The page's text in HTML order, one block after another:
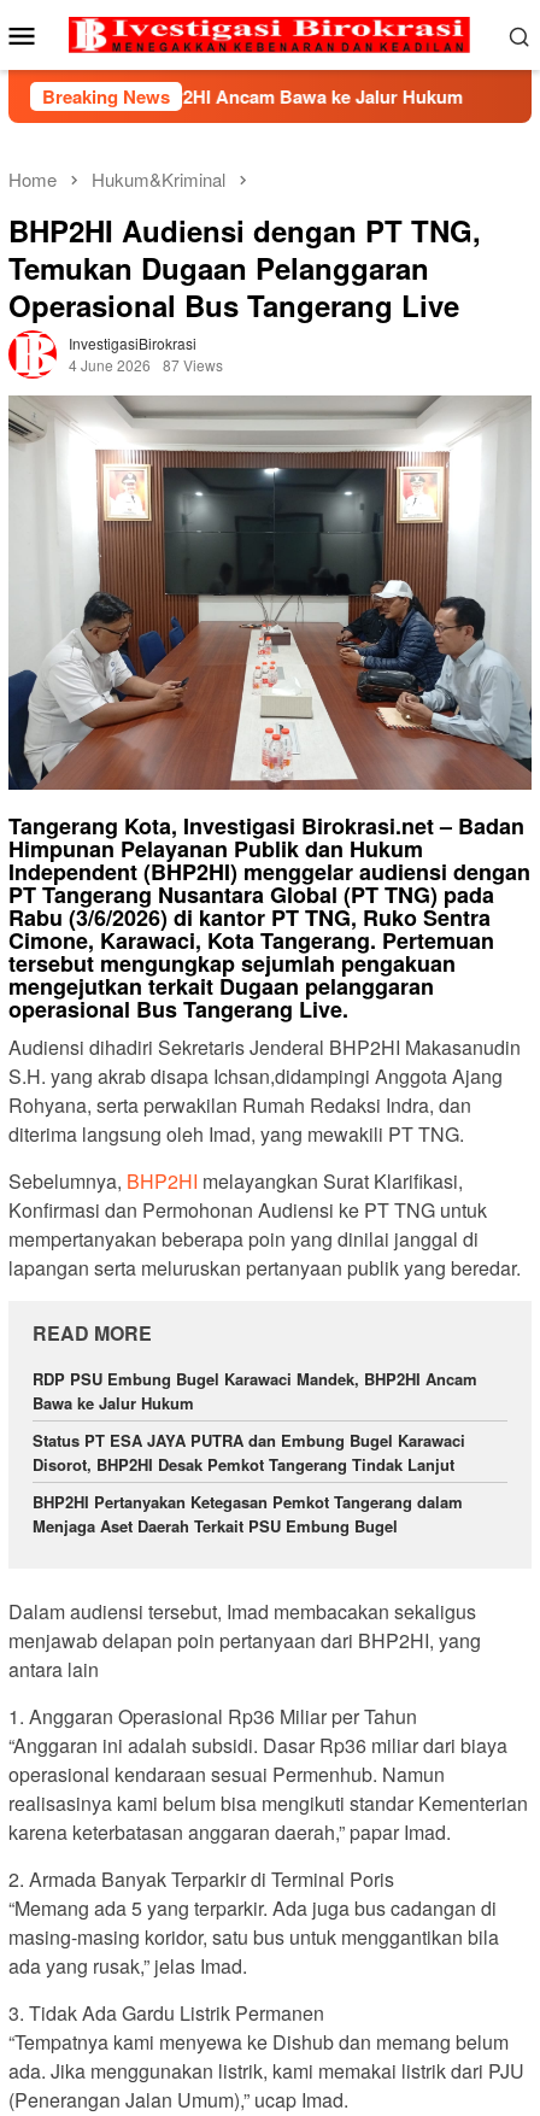
to
Mobile
Menu
Breaking News
BHP2HI Ancam Bawa ke Jalur Hukum Kemnaker
Home Hukum&Kriminal
BHP2HI Audiensi dengan PT TNG,
Temukan Dugaan Pelanggaran
Operasional Bus Tangerang Live
InvestigasiBirokrasi
4 June 2026
87 Views
Tangerang Kota, Investigasi Birokrasi.net – Badan
Himpunan Pelayanan Publik dan Hukum
Independent (BHP2HI) menggelar audiensi dengan
PT Tangerang Nusantara Global (PT TNG) pada
Rabu (3/6/2026) di kantor PT TNG, Ruko Sentra
Cimone, Karawaci, Kota Tangerang. Pertemuan
tersebut mengungkap sejumlah pengakuan
mengejutkan terkait Dugaan pelanggaran
operasional Bus Tangerang Live.
Audiensi dihadiri Sekretaris Jenderal BHP2HI Makasanudin
S.H. yang akrab disapa Ichsan,didampingi Anggota Ajang
Rohyana, serta perwakilan Rumah Redaksi Indra, dan
diterima langsung oleh Imad, yang mewakili PT TNG.
Sebelumnya, BHP2HI melayangkan Surat Klarifikasi,
Konfirmasi dan Permohonan Audiensi ke PT TNG untuk
mempertanyakan beberapa poin yang dinilai janggal di
lapangan serta meluruskan pertanyaan publik yang beredar.
READ MORE
RDP PSU Embung Bugel Karawaci Mandek, BHP2HI Ancam
Bawa ke Jalur Hukum
Status PT ESA JAYA PUTRA dan Embung Bugel Karawaci
Disorot, BHP2HI Desak Pemkot Tangerang Tindak Lanjut
BHP2HI Pertanyakan Ketegasan Pemkot Tangerang dalam
Menjaga Aset Daerah Terkait PSU Embung Bugel
Dalam audiensi tersebut, Imad membacakan sekaligus
menjawab delapan poin pertanyaan dari BHP2HI, yang
antara lain
1. Anggaran Operasional Rp36 Miliar per Tahun
“Anggaran ini adalah subsidi. Dasar Rp36 miliar dari biaya
operasional kendaraan sesuai Permenhub. Namun
realisasinya kami belum bisa mengikuti standar Kementerian
karena keterbatasan anggaran daerah,” papar Imad.
2. Armada Banyak Terparkir di Terminal Poris
“Memang ada 5 yang terparkir. Ada juga bus cadangan di
masing-masing koridor, satu bus untuk menggantikan bila
ada yang rusak,” jelas Imad.
3. Tidak Ada Gardu Listrik Permanen
“Tempatnya kami menyewa ke Dishub dan memang belum
ada. Jika menggunakan listrik, kami memakai listrik dari PJU
(Penerangan Jalan Umum),” ucap Imad.